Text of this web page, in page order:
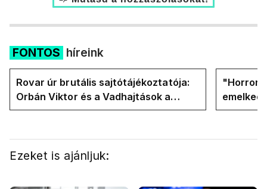
FONTOS híreink
Rovar úr brutális sajtótájékoztatója:
Orbán Viktor és a Vadhajtások a
felelős a kialakult helyzetért
"Horror
oldalán
Ezeket is ajánljuk: